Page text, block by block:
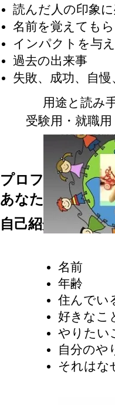
プロフィールと
あなたは誰なの
自己紹介の文章
名前
年齢
住んでい
好きなこ
やりたい
自分のや
それはな
読んだ人の印象
名前を覚えても
インパクトを与
過去の出来事
失敗、成功、自
用途と読み
受験用・就職